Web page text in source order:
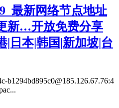
最新网络节点地址
新…开放免费分享
|日本|韩国|新加坡|台
b1294bd895c0@185.126.67.76:4